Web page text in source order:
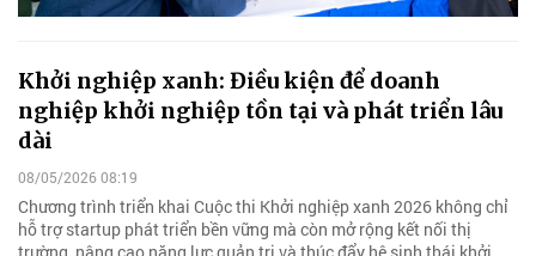
Khởi nghiệp xanh: Điều kiện để doanh
nghiệp khởi nghiệp tồn tại và phát triển lâu
dài
08/05/2026 08:19
Chương trình triển khai Cuộc thi Khởi nghiệp xanh 2026 không chỉ
hỗ trợ startup phát triển bền vững mà còn mở rộng kết nối thị